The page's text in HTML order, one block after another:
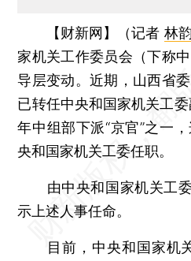
【财新网】（记者 林
家机关工作委员会（下称
导层变动。近期，山西省
已转任中央和国家机关工
年中组部下派“京官”之一
央和国家机关工委任职。
由中央和国家机关工委
示上述人事任命。
目前，中央和国家机关